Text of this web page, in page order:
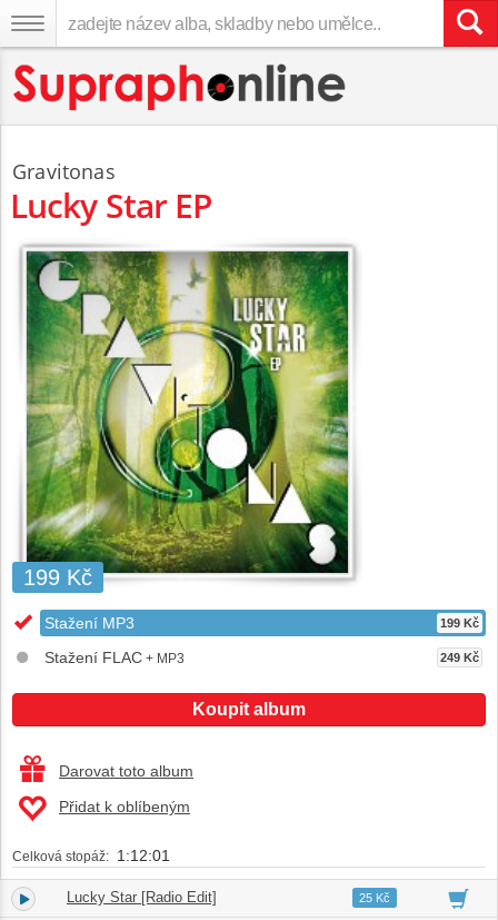
Gravitonas
Lucky Star EP
199 Kč
Stažení MP3 199 Kč
Stažení FLAC + MP3 249 Kč
Koupit album
Darovat toto album
Přidat k oblíbeným
Celková stopáž: 1:12:01
1. Lucky Star [Radio Edit] 03:4625 Kč